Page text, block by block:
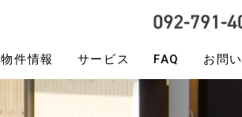
物件情報 サービス FAQ お問